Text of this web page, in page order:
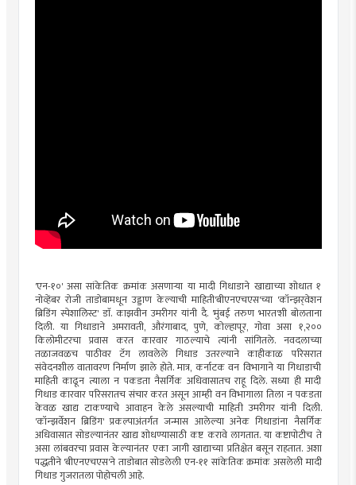
'एन-१०' असा सांकेतिक क्रमांक असणाऱ्या या मादी गिधाडाने खाद्याच्या शोधात १
नोव्हेंबर रोजी ताडोबामधून उड्डाण केल्याची माहिती'बीएनएचएस'च्या 'कॉन्झर्वेशन
ब्रिडिंग स्पेशालिस्ट' डाॅ. काझवीन उमरीगर यांनी दै. 'मुंबई तरुण भारत'शी बोलताना
दिली. या गिधाडाने अमरावती, औरंगाबाद, पुणे, कोल्हापूर, गोवा असा १,२००
किलोमीटरचा प्रवास करत कारवार गाठल्याचे त्यांनी सांगितले. नवदलाच्या
तळाजवळच पाठीवर टॅग लावलेले गिधाड उतरल्याने काहीकाळ परिसरात
संवेदनशील वातावरण निर्माण झाले होते. मात्र, कर्नाटक वन विभागाने या गिधाडाची
माहिती काढून त्याला न पकडता नैसर्गिक अधिवासातच राहू दिले. सध्या ही मादी
गिधाड कारवार परिसरातच संचार करत असून आम्ही वन विभागाला तिला न पकडता
केवळ खाद्य टाकण्याचे आवाहन केले असल्याची माहिती उमरीगर यांनी दिली.
'कॉन्झर्वेशन ब्रिडिंग' प्रकल्पाअंतर्गत जन्मास आलेल्या अनेक गिधाडांना नैसर्गिक
अधिवासात सोडल्यानंतर खाद्य शोधण्यासाठी कष्ट करावे लागतात. या कष्टापोटीच ते
असा लांबवरचा प्रवास केल्यानंतर एका जागी खाद्याच्या प्रतिक्षेत बसून राहतात. अशा
पद्धतीने 'बीएनएचएस'ने ताडोबात सोडलेली एन-११ सांकेतिक क्रमांक असलेली मादी
गिधाड गुजरातला पोहोचली आहे.